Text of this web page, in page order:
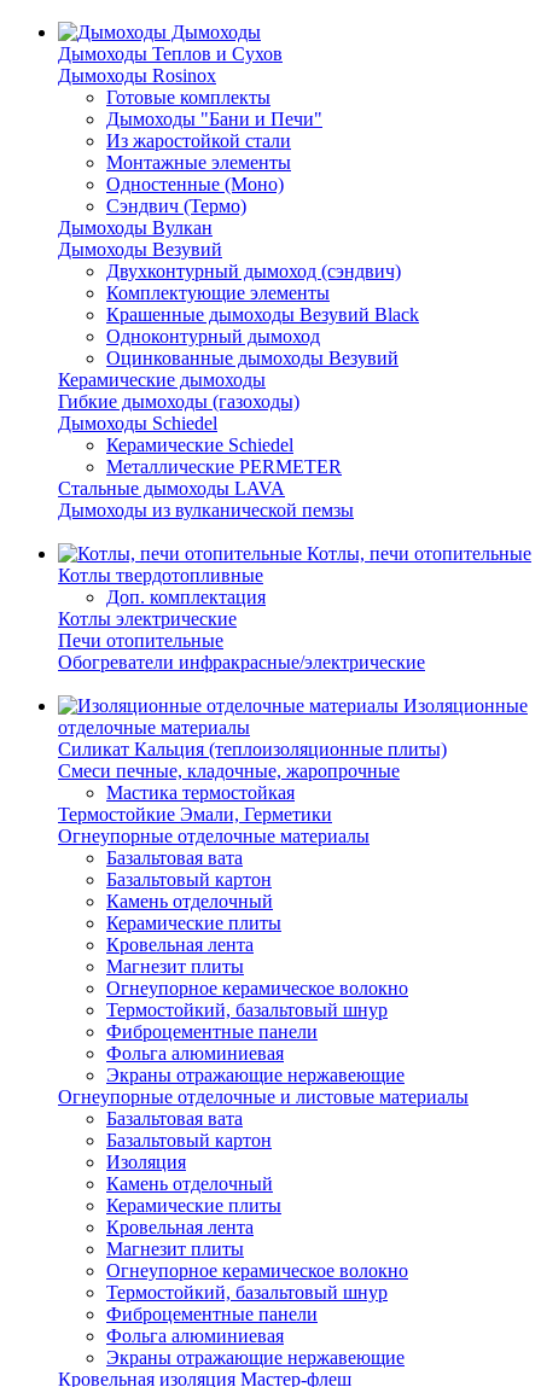
Дымоходы
Дымоходы Теплов и Сухов
Дымоходы Rosinox
Готовые комплекты
Дымоходы "Бани и Печи"
Из жаростойкой стали
Монтажные элементы
Одностенные (Моно)
Сэндвич (Термо)
Дымоходы Вулкан
Дымоходы Везувий
Двухконтурный дымоход (сэндвич)
Комплектующие элементы
Крашенные дымоходы Везувий Black
Одноконтурный дымоход
Оцинкованные дымоходы Везувий
Керамические дымоходы
Гибкие дымоходы (газоходы)
Дымоходы Schiedel
Керамические Schiedel
Металлические PERMETER
Стальные дымоходы LAVA
Дымоходы из вулканической пемзы
Котлы, печи отопительные
Котлы твердотопливные
Доп. комплектация
Котлы электрические
Печи отопительные
Обогреватели инфракрасные/электрические
Изоляционные
отделочные материалы
Силикат Кальция (теплоизоляционные плиты)
Смеси печные, кладочные, жаропрочные
Мастика термостойкая
Термостойкие Эмали, Герметики
Огнеупорные отделочные материалы
Базальтовая вата
Базальтовый картон
Камень отделочный
Керамические плиты
Кровельная лента
Магнезит плиты
Огнеупорное керамическое волокно
Термостойкий, базальтовый шнур
Фиброцементные панели
Фольга алюминиевая
Экраны отражающие нержавеющие
Огнеупорные отделочные и листовые материалы
Базальтовая вата
Базальтовый картон
Изоляция
Камень отделочный
Керамические плиты
Кровельная лента
Магнезит плиты
Огнеупорное керамическое волокно
Термостойкий, базальтовый шнур
Фиброцементные панели
Фольга алюминиевая
Экраны отражающие нержавеющие
Кровельная изоляция Мастер-флеш